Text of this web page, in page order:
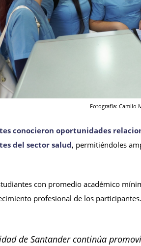
Fotografía: Camilo
conocieron oportunidades
del sector salud, permitiéndoles
con promedio académico
profesional de los participantes.
de Santander continúa